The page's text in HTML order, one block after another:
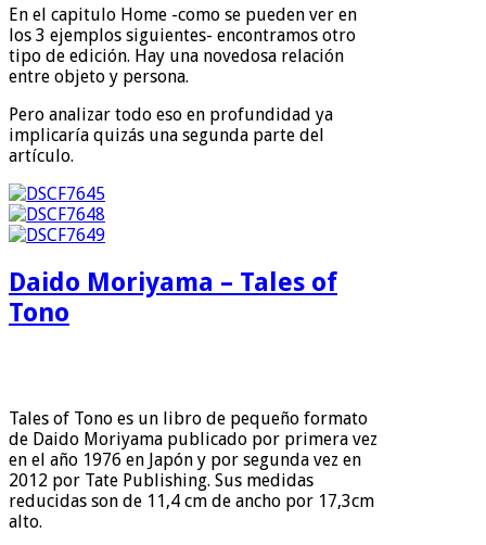
En el capitulo Home -como se pueden ver en
los 3 ejemplos siguientes- encontramos otro
tipo de edición. Hay una novedosa relación
entre objeto y persona.
Pero analizar todo eso en profundidad ya
implicaría quizás una segunda parte del
artículo.
Daido Moriyama – Tales of
Tono
Tales of Tono es un libro de pequeño formato
de Daido Moriyama publicado por primera vez
en el año 1976 en Japón y por segunda vez en
2012 por Tate Publishing. Sus medidas
reducidas son de 11,4 cm de ancho por 17,3cm
alto.